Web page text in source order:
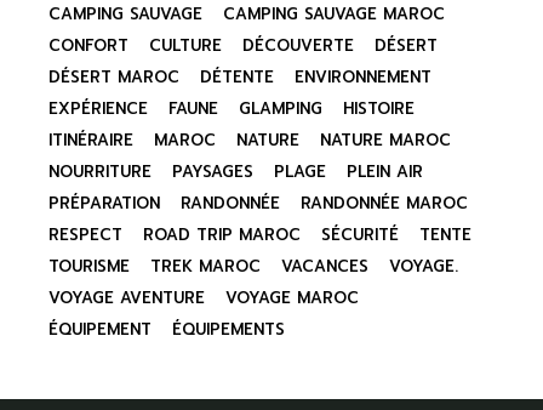
CAMPING SAUVAGE
CAMPING SAUVAGE MAROC
CONFORT
CULTURE DÉCOUVERTE
DÉSERT
DÉSERT MAROC
DÉTENTE
ENVIRONNEMENT
EXPÉRIENCE
FAUNE GLAMPING
HISTOIRE
ITINÉRAIRE
MAROC NATURE
NATURE MAROC
NOURRITURE
PAYSAGES PLAGE
PLEIN AIR
PRÉPARATION
RANDONNÉE
RANDONNÉE MAROC
RESPECT
ROAD TRIP MAROC SÉCURITÉ
TENTE
TOURISME
TREK MAROC VACANCES
VOYAGE.
VOYAGE AVENTURE
VOYAGE MAROC
ÉQUIPEMENT
ÉQUIPEMENTS